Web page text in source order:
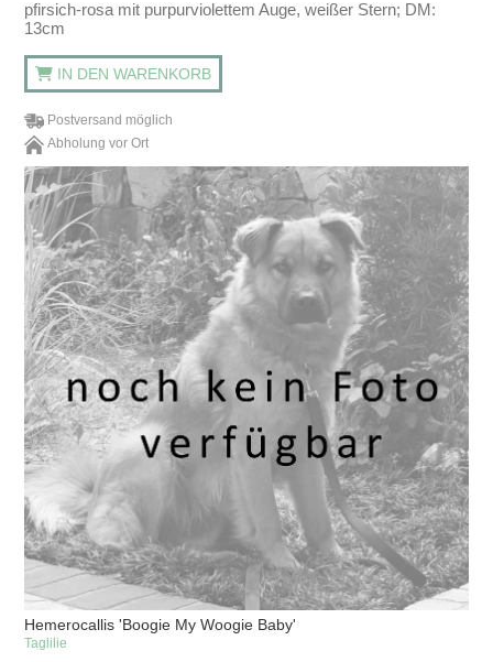
pfirsich-rosa mit purpurviolettem Auge, weißer Stern; DM:
13cm
IN DEN WARENKORB
Postversand möglich
Abholung vor Ort
Hemerocallis 'Boogie My Woogie Baby'
Taglilie